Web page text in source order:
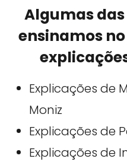
Algumas
ensinamos
Explicações de
Moniz
Explicações de
Explicações de